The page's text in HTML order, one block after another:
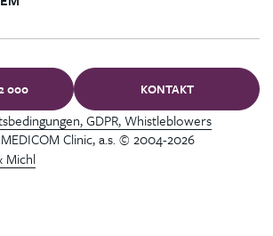
000 KONTAKT
Clinic, a.s. © 2004-2026
GDPR, Whistleblowers
Michl